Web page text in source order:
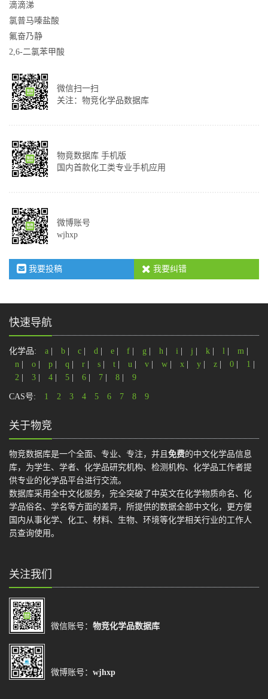
滴滴涕
氯普马嗪盐酸
氟奋乃静
2,6-二氯苯甲酸
微信扫一扫
关注：物竞化学品数据库
物竟数据库 手机版
国内首款化工类专业手机应用
微博账号
wjhxp
我要投稿 我要纠错
快速导航
化学品: a b c d e f g h i j k l m
n
o p q r s t u v w x y z 0 1
2
3 4 5 6 7 8 9
CAS号: 1 2 3 4 5 6 7 8 9
关于物竞
物竞数据库是一个全面、专业、专注，并且 免费的中文化学品信息
库，为学生、学者、化学品研究机构、检测机构、化学品工作者提
供专业的化学品平台进行交流。
数据库采用全中文化服务，完全突破了中英文在化学物质命名、化
学品俗名、学名等方面的差异，所提供的数据全部中文化，更方便
国内从事化学、化工、材料、生物、环境等化学相关行业的工作人
员查询使用。
关注我们
微信账号： 物竞化学品数据库
微博账号： wjhxp